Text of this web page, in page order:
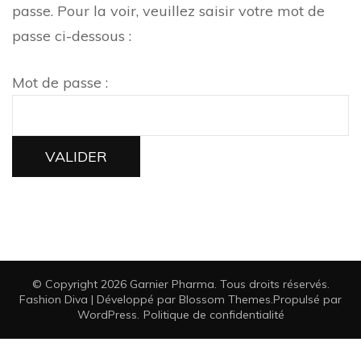
passe. Pour la voir, veuillez saisir votre mot de
passe ci-dessous :
Mot de passe :
© Copyright 2026 Garnier Pharma. Tous droits réservés.
Fashion Diva | Développé par Blossom Themes.Propulsé par
WordPress. Politique de confidentialité